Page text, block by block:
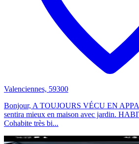
Valenciennes, 59300
Bonjour, A TOUJOURS VÉCU EN
sentira mieux en maison avec jardin.
Cohabite très bi...